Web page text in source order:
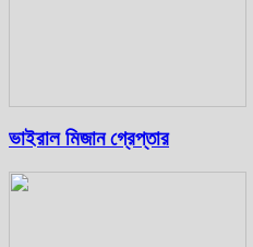
ভাইরাল মিজান গ্রেপ্তার